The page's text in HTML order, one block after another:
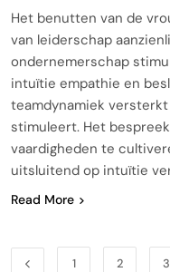
Het benutten van de
van leiderschap
ondernemerschap
intuïtie empathie en
teamdynamiek
stimuleert. Het
vaardigheden te
uitsluitend op intuïtie
Read More
1 2 3